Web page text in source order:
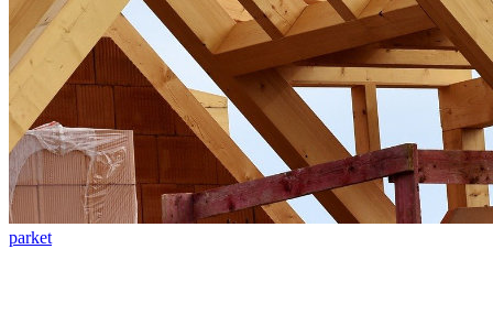
parket